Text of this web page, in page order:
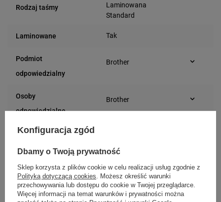
Rodzaj taśmy
Laminowana
Standard
Laminowane Tak
Podmiot
odpowiedzialny
Brother
Osoby
odpowiedzialne
Brother
Marynarska 15
Kompatybilne urządzenia
Brother P-touch PT-P750W Brother P-touch PT-D410
Konfiguracja zgód
Dbamy o Twoją prywatność
Sklep korzysta z plików cookie w celu realizacji usług zgodnie z
Polityką dotyczącą cookies . Możesz określić warunki
przechowywania lub dostępu do cookie w Twojej przeglądarce.
Więcej informacji na temat warunków i prywatności można